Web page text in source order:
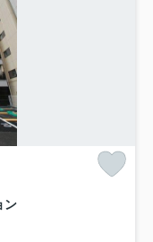
ン